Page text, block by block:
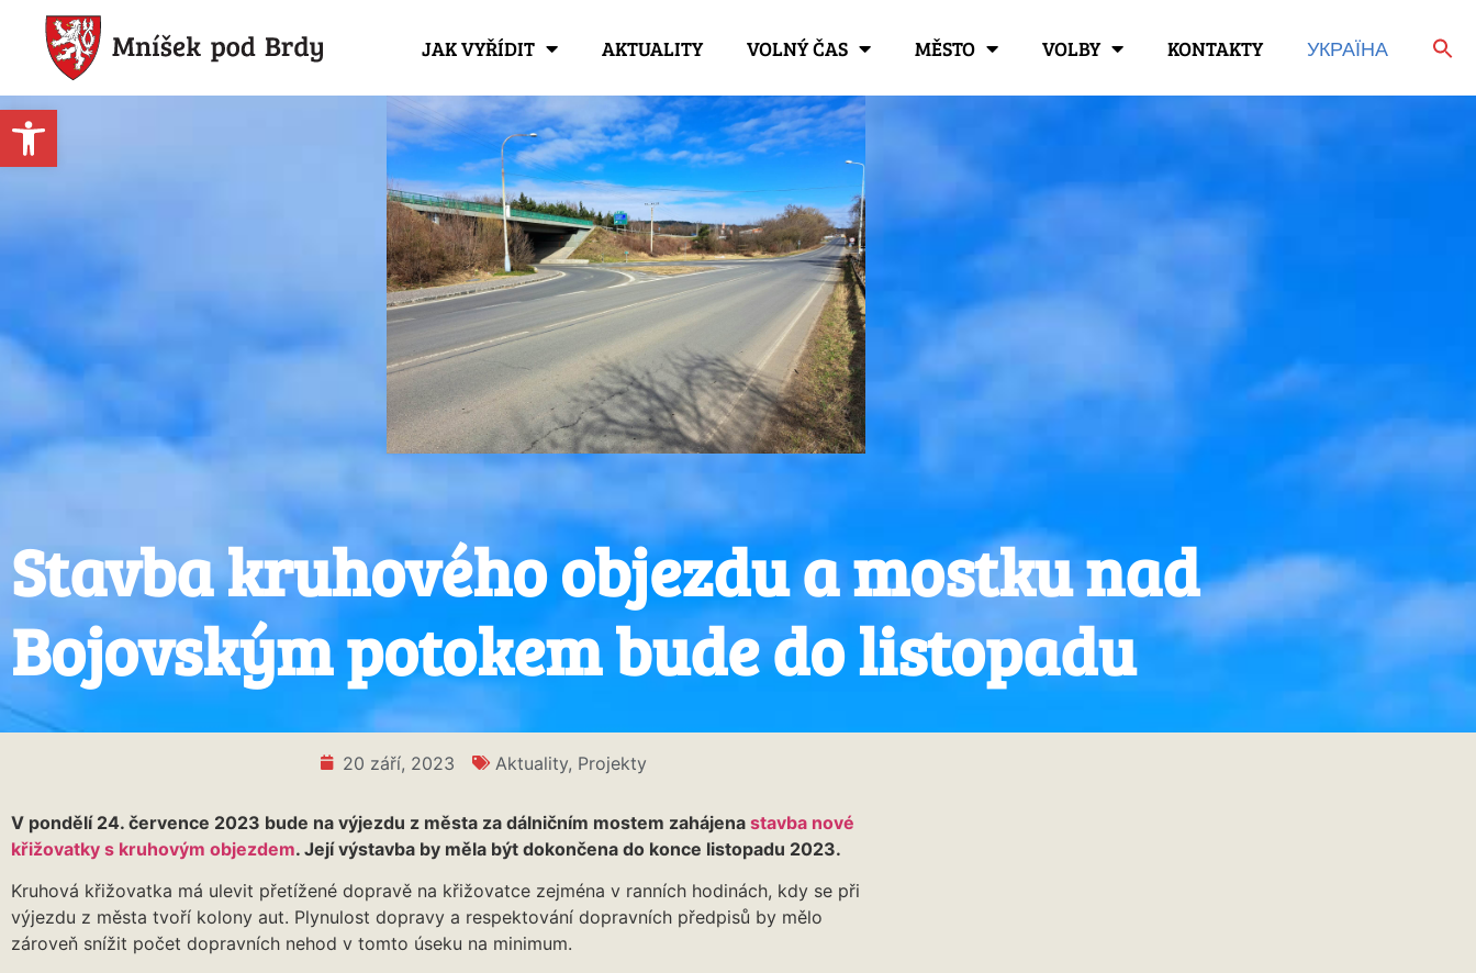
Open toolbar
JAK VYŘÍDIT AKTUALITY VOLNÝ ČAS MĚSTO VOLBY KONTAKTY УКРАЇНА
Stavba kruhového objezdu a mostku nad
Bojovským potokem bude do listopadu
20 září, 2023 Aktuality, Projekty
V pondělí 24. července 2023 bude na výjezdu z města za dálničním mostem zahájena stavba nové
křižovatky s kruhovým objezdem. Její výstavba by měla být dokončena do konce listopadu 2023.
Kruhová křižovatka má ulevit přetížené dopravě na křižovatce zejména v ranních hodinách, kdy se při
výjezdu z města tvoří kolony aut. Plynulost dopravy a respektování dopravních předpisů by mělo
zároveň snížit počet dopravních nehod v tomto úseku na minimum.